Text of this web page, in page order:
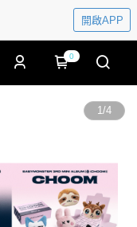
開啟APP
0
1/4